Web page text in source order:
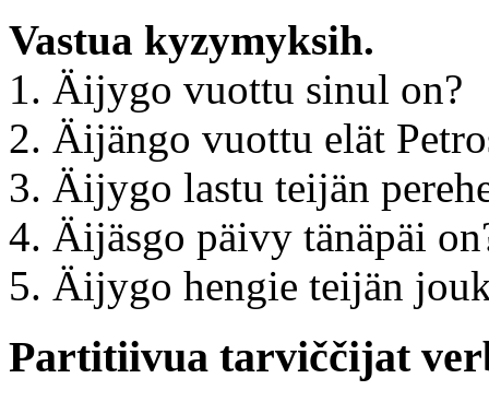
Vastua kyzymyksih.
1. Äijygo vuottu sinul on?
2. Äijängo vuottu elät
3. Äijygo lastu teijän
4. Äijäsgo päivy tänäpäi
5. Äijygo hengie teijän
Partitiivua tarviččijat